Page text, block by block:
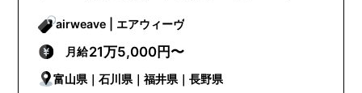
airweave | エアウィーヴ
月給21万5,000円〜
富山県｜石川県｜福井県｜長野県